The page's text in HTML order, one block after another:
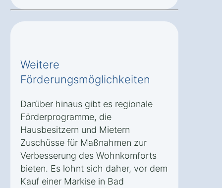
Weitere
Förderungsmöglichkeiten
Darüber hinaus gibt es regionale
Förderprogramme, die
Hausbesitzern und Mietern
Zuschüsse für Maßnahmen zur
Verbesserung des Wohnkomforts
bieten. Es lohnt sich daher, vor dem
Kauf einer Markise in Bad